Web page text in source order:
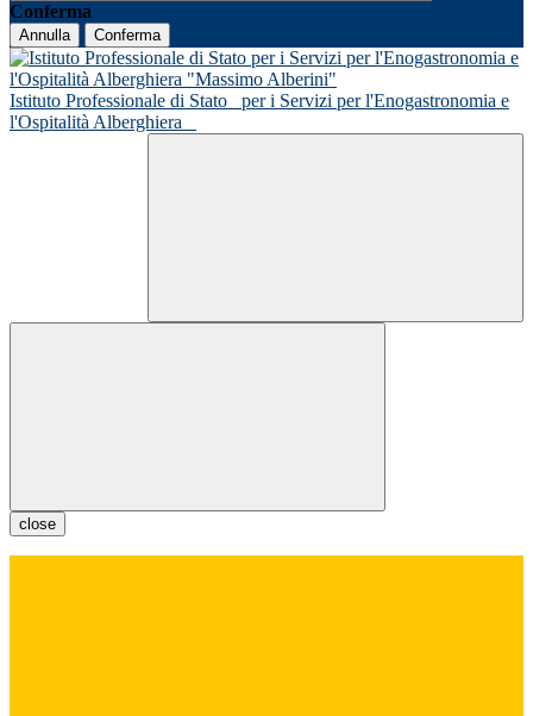
Conferma
Annulla Conferma
Istituto Professionale di Stato
per i Servizi per l'Enogastronomia e
l'Ospitalità Alberghiera
close